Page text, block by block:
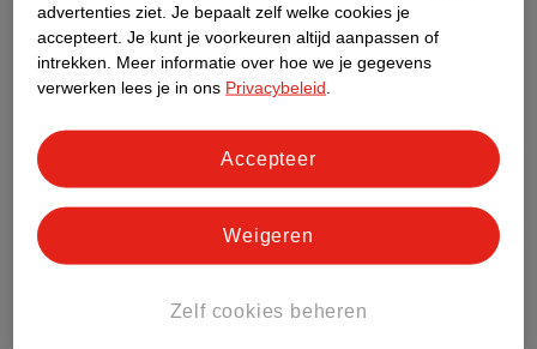
Ook in deze winkel
Kruidvat.nl ophaalpunt
Laat je bestelling snel en gemakkelijk bezorgen in de
Kruidvat is een gecertificeerd drogist. Dit betekent dat je
advertenties ziet. Je bepaalt zelf welke cookies je
accepteert. Je kunt je voorkeuren altijd aanpassen of
intrekken.
Meer informatie over hoe we je gegevens
verwerken lees je in ons Privacybeleid
Zelf cookies beheren
Weigeren
Accepteer